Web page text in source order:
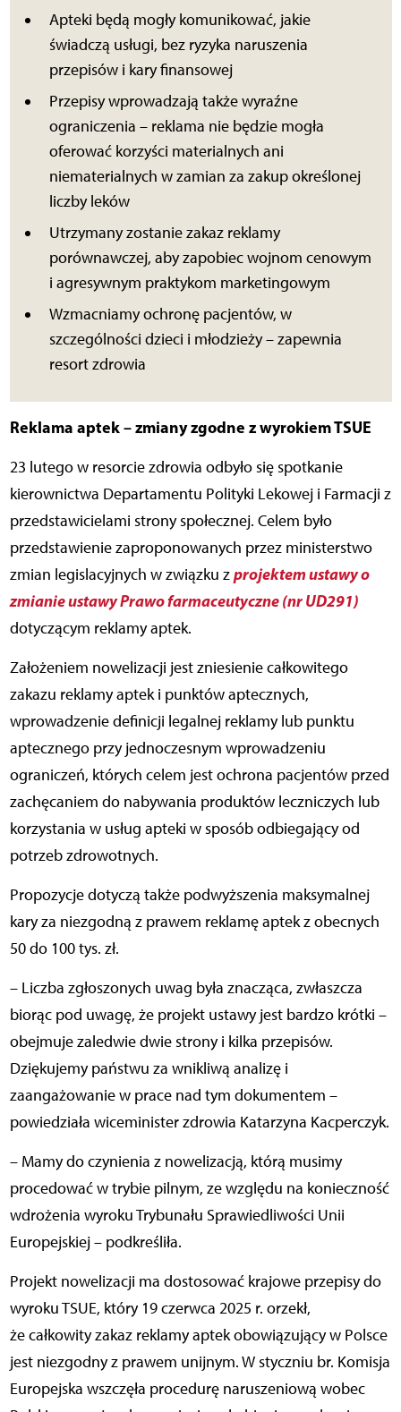
Apteki będą mogły komunikować, jakie
świadczą usługi, bez ryzyka naruszenia
przepisów i kary finansowej
Przepisy wprowadzają także wyraźne
ograniczenia – reklama nie będzie mogła
oferować korzyści materialnych ani
niematerialnych w zamian za zakup określonej
liczby leków
Utrzymany zostanie zakaz reklamy
porównawczej, aby zapobiec wojnom cenowym
i agresywnym praktykom marketingowym
Wzmacniamy ochronę pacjentów, w
szczególności dzieci i młodzieży – zapewnia
resort zdrowia
Reklama aptek – zmiany zgodne z wyrokiem TSUE
23 lutego w resorcie zdrowia odbyło się spotkanie
kierownictwa Departamentu Polityki Lekowej i Farmacji z
przedstawicielami strony społecznej. Celem było
przedstawienie zaproponowanych przez ministerstwo
zmian legislacyjnych w związku zprojektem ustawy o
zmianie ustawy Prawo farmaceutyczne (nr UD291)
dotyczącym reklamy aptek.
Założeniem nowelizacji jest zniesienie całkowitego
zakazu reklamy aptek i punktów aptecznych,
wprowadzenie definicji legalnej reklamy lub punktu
aptecznego przy jednoczesnym wprowadzeniu
ograniczeń, których celem jest ochrona pacjentów przed
zachęcaniem do nabywania produktów leczniczych lub
korzystania w usług apteki w sposób odbiegający od
potrzeb zdrowotnych.
Propozycje dotyczą także podwyższenia maksymalnej
kary za niezgodną z prawem reklamę aptek z obecnych
50 do 100 tys. zł.
– Liczba zgłoszonych uwag była znacząca, zwłaszcza
biorąc pod uwagę, że projekt ustawy jest bardzo krótki –
obejmuje zaledwie dwie strony i kilka przepisów.
Dziękujemy państwu za wnikliwą analizę i
zaangażowanie w prace nad tym dokumentem –
powiedziała wiceminister zdrowia Katarzyna Kacperczyk.
– Mamy do czynienia z nowelizacją, którą musimy
procedować w trybie pilnym, ze względu na konieczność
wdrożenia wyroku Trybunału Sprawiedliwości Unii
Europejskiej – podkreśliła.
Projekt nowelizacji ma dostosować krajowe przepisy do
wyroku TSUE, który 19 czerwca 2025 r. orzekł,
że całkowity zakaz reklamy aptek obowiązujący w Polsce
jest niezgodny z prawem unijnym. W styczniu br. Komisja
Europejska wszczęła procedurę naruszeniową wobec